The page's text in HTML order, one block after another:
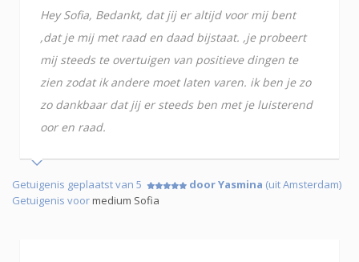
Hey Sofia, Bedankt, dat jij er altijd voor mij bent
,dat je mij met raad en daad bijstaat. ,je probeert
mij steeds te overtuigen van positieve dingen te
zien zodat ik andere moet laten varen. ik ben je zo
zo dankbaar dat jij er steeds ben met je luisterend
oor en raad.
Getuigenis geplaatst van 5 door Yasmina (uit Amsterdam)
Getuigenis voormedium Sofia